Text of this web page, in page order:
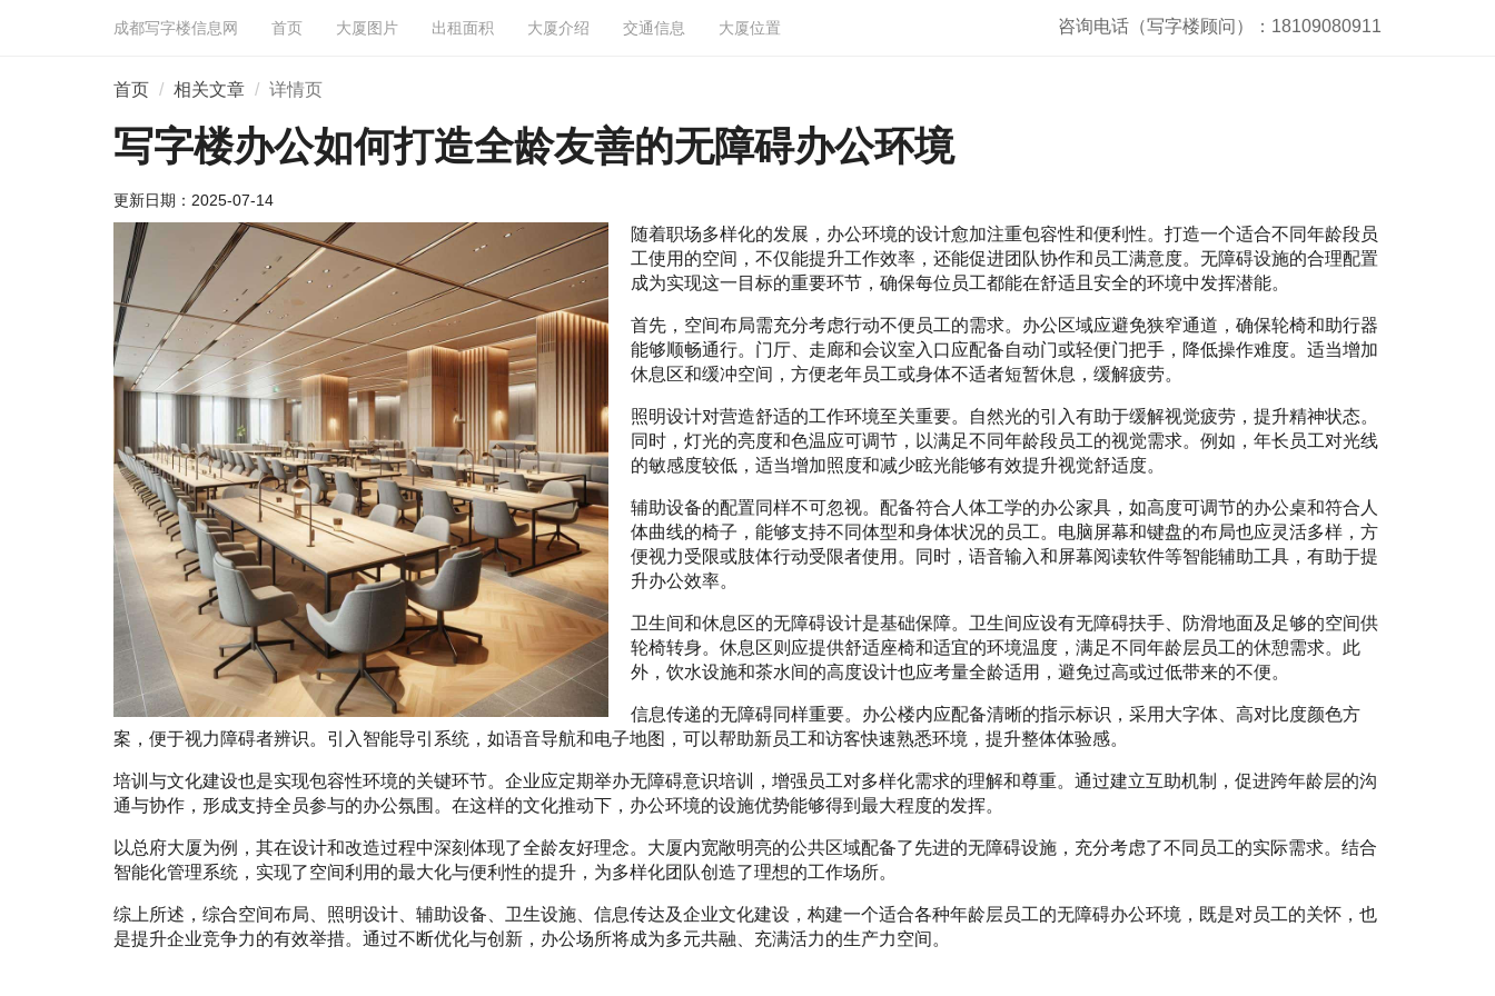
成都写字楼信息网 首页 大厦图片 出租面积 大厦介绍 交通信息 大厦位置 咨询电话（写字楼顾问）：18109080911
首页 相关文章 详情页
写字楼办公如何打造全龄友善的无障碍办公环境
更新日期： 2025-07-14
随着职场多样化的发展，办公环境的设计愈加注重包容性和便利性。打造一个适合不同年龄段员
工使用的空间，不仅能提升工作效率，还能促进团队协作和员工满意度。无障碍设施的合理配置
成为实现这一目标的重要环节，确保每位员工都能在舒适且安全的环境中发挥潜能。
首先，空间布局需充分考虑行动不便员工的需求。办公区域应避免狭窄通道，确保轮椅和助行器
能够顺畅通行。门厅、走廊和会议室入口应配备自动门或轻便门把手，降低操作难度。适当增加
休息区和缓冲空间，方便老年员工或身体不适者短暂休息，缓解疲劳。
照明设计对营造舒适的工作环境至关重要。自然光的引入有助于缓解视觉疲劳，提升精神状态。
同时，灯光的亮度和色温应可调节，以满足不同年龄段员工的视觉需求。例如，年长员工对光线
的敏感度较低，适当增加照度和减少眩光能够有效提升视觉舒适度。
辅助设备的配置同样不可忽视。配备符合人体工学的办公家具，如高度可调节的办公桌和符合人
体曲线的椅子，能够支持不同体型和身体状况的员工。电脑屏幕和键盘的布局也应灵活多样，方
便视力受限或肢体行动受限者使用。同时，语音输入和屏幕阅读软件等智能辅助工具，有助于提
升办公效率。
卫生间和休息区的无障碍设计是基础保障。卫生间应设有无障碍扶手、防滑地面及足够的空间供
轮椅转身。休息区则应提供舒适座椅和适宜的环境温度，满足不同年龄层员工的休憩需求。此
外，饮水设施和茶水间的高度设计也应考量全龄适用，避免过高或过低带来的不便。
信息传递的无障碍同样重要。办公楼内应配备清晰的指示标识，采用大字体、高对比度颜色方
案，便于视力障碍者辨识。引入智能导引系统，如语音导航和电子地图，可以帮助新员工和访客快速熟悉环境，提升整体体验感。
培训与文化建设也是实现包容性环境的关键环节。企业应定期举办无障碍意识培训，增强员工对多样化需求的理解和尊重。通过建立互助机制，促进跨年龄层的沟
通与协作，形成支持全员参与的办公氛围。在这样的文化推动下，办公环境的设施优势能够得到最大程度的发挥。
以总府大厦为例，其在设计和改造过程中深刻体现了全龄友好理念。大厦内宽敞明亮的公共区域配备了先进的无障碍设施，充分考虑了不同员工的实际需求。结合
智能化管理系统，实现了空间利用的最大化与便利性的提升，为多样化团队创造了理想的工作场所。
综上所述，综合空间布局、照明设计、辅助设备、卫生设施、信息传达及企业文化建设，构建一个适合各种年龄层员工的无障碍办公环境，既是对员工的关怀，也
是提升企业竞争力的有效举措。通过不断优化与创新，办公场所将成为多元共融、充满活力的生产力空间。